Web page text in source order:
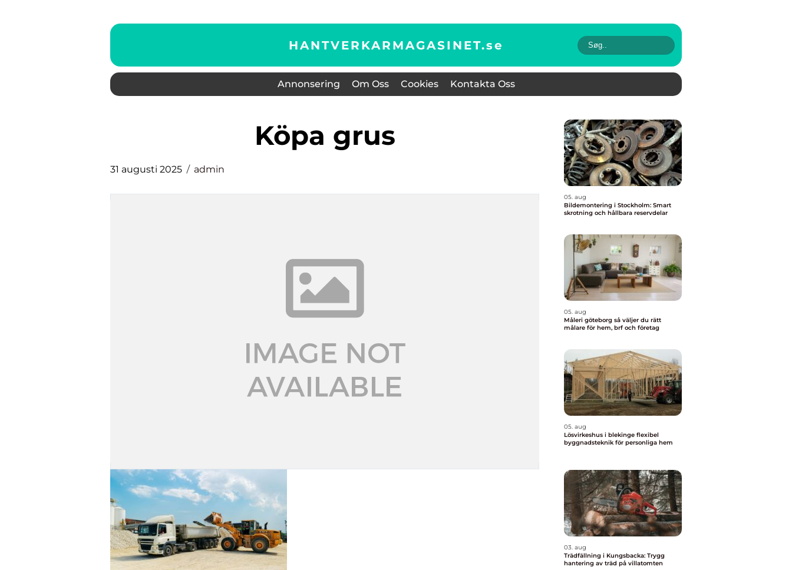
HANTVERKARMAGASINET.se
Annonsering Om Oss Cookies Kontakta Oss
Köpa grus
31 augusti 2025 admin
05. aug
Bildemontering i Stockholm: Smart
skrotning och hållbara reservdelar
05. aug
Måleri göteborg så väljer du rätt
målare för hem, brf och företag
05. aug
Lösvirkeshus i blekinge flexibel
byggnadsteknik för personliga hem
03. aug
Trädfällning i Kungsbacka: Trygg
hantering av träd på villatomten